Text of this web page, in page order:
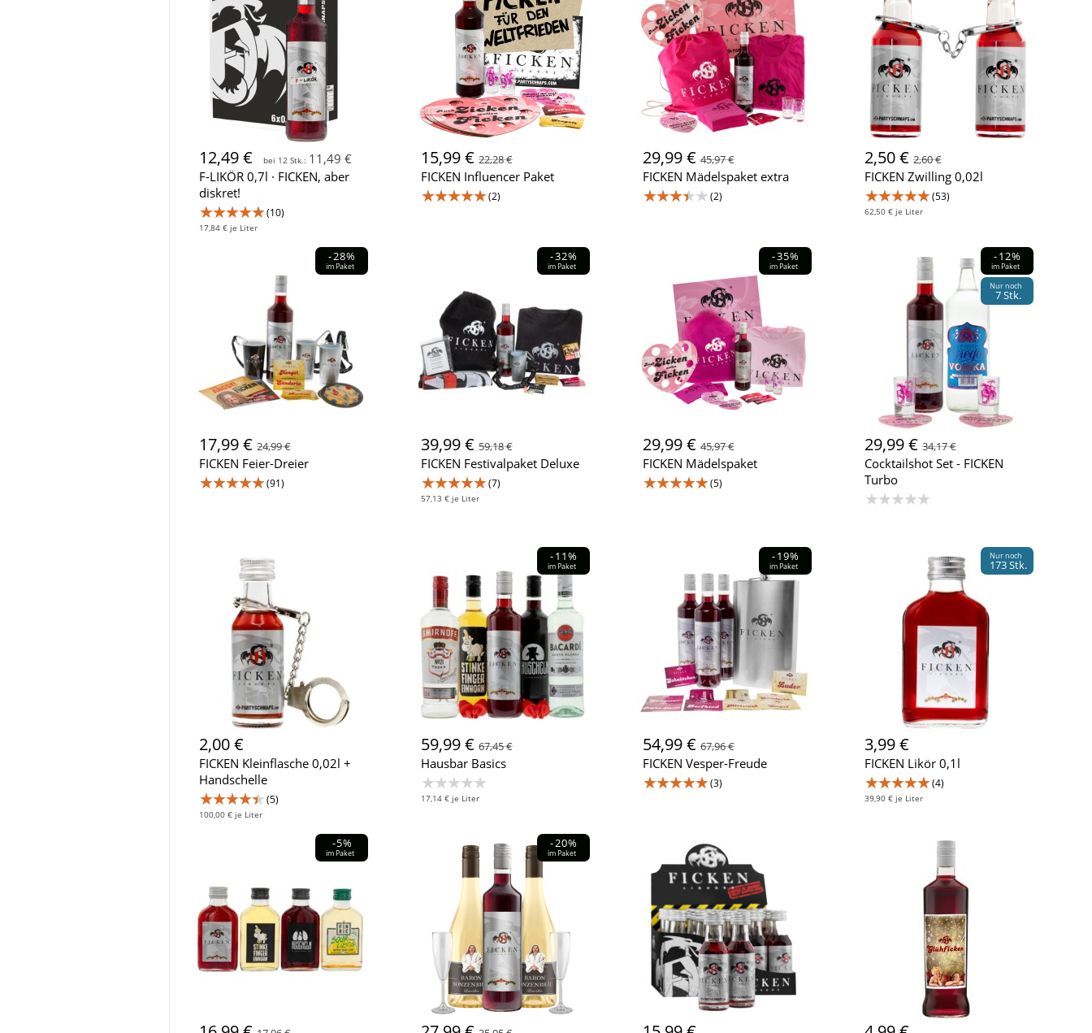
12,49 € bei 12 Stk.: 11,49 €
F-LIKÖR 0,7l · FICKEN, aber
diskret!
★★★★★(10)
17,84 € je Liter
15,99 € 22,28 €
FICKEN Influencer Paket
★★★★★(2)
29,99 € 45,97 €
FICKEN Mädelspaket extra
★★★★★(2)
2,50 € 2,60 €
FICKEN Zwilling 0,02l
★★★★★(53)
62,50 € je Liter
-28%
im Paket
17,99 € 24,99 €
FICKEN Feier-Dreier
★★★★★(91)
-32%
im Paket
39,99 € 59,18 €
FICKEN Festivalpaket Deluxe
★★★★★(7)
57,13 € je Liter
-35%
im Paket
29,99 € 45,97 €
FICKEN Mädelspaket
★★★★★(5)
-12%
im Paket
Nur noch
7 Stk.
29,99 € 34,17 €
Cocktailshot Set - FICKEN
Turbo
★★★★★
2,00 €
FICKEN Kleinflasche 0,02l +
Handschelle
★★★★★(5)
100,00 € je Liter
-11%
im Paket
59,99 € 67,45 €
Hausbar Basics
★★★★★
17,14 € je Liter
-19%
im Paket
54,99 € 67,96 €
FICKEN Vesper-Freude
★★★★★(3)
Nur noch
173 Stk.
3,99 €
FICKEN Likör 0,1l
★★★★★(4)
39,90 € je Liter
-5%
im Paket
-20%
im Paket